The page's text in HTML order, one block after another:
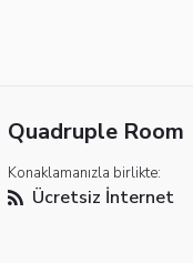
Quadruple Room
Konaklamanızla birlikte:
Ücretsiz İnternet